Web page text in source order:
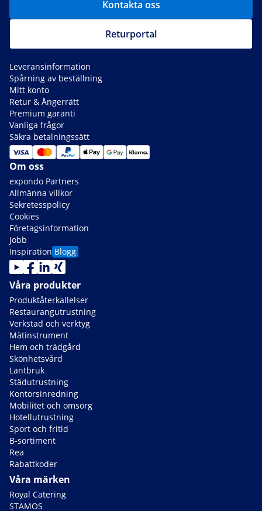
Kontakta oss
Returportal
Leveransinformation
Spårning av beställning
Mitt konto
Retur & Ångerrätt
Premium garanti
Vanliga frågor
Säkra betalningssätt
Om oss
expondo Partners
Allmänna villkor
Sekretesspolicy
Cookies
Företagsinformation
Jobb
Inspiration Blogg
Våra produkter
Produktåterkallelser
Restaurangutrustning
Verkstad och verktyg
Mätinstrument
Hem och trädgård
Skönhetsvård
Lantbruk
Städutrustning
Kontorsinredning
Mobilitet och omsorg
Hotellutrustning
Sport och fritid
B-sortiment
Rea
Rabattkoder
Våra märken
Royal Catering
STAMOS